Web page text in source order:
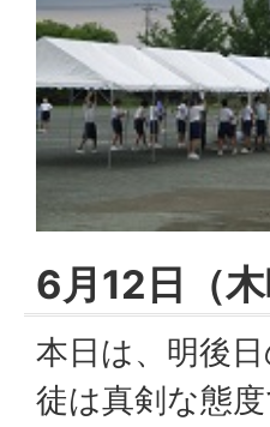
6月12日（
本日は、明後
徒は真剣な態